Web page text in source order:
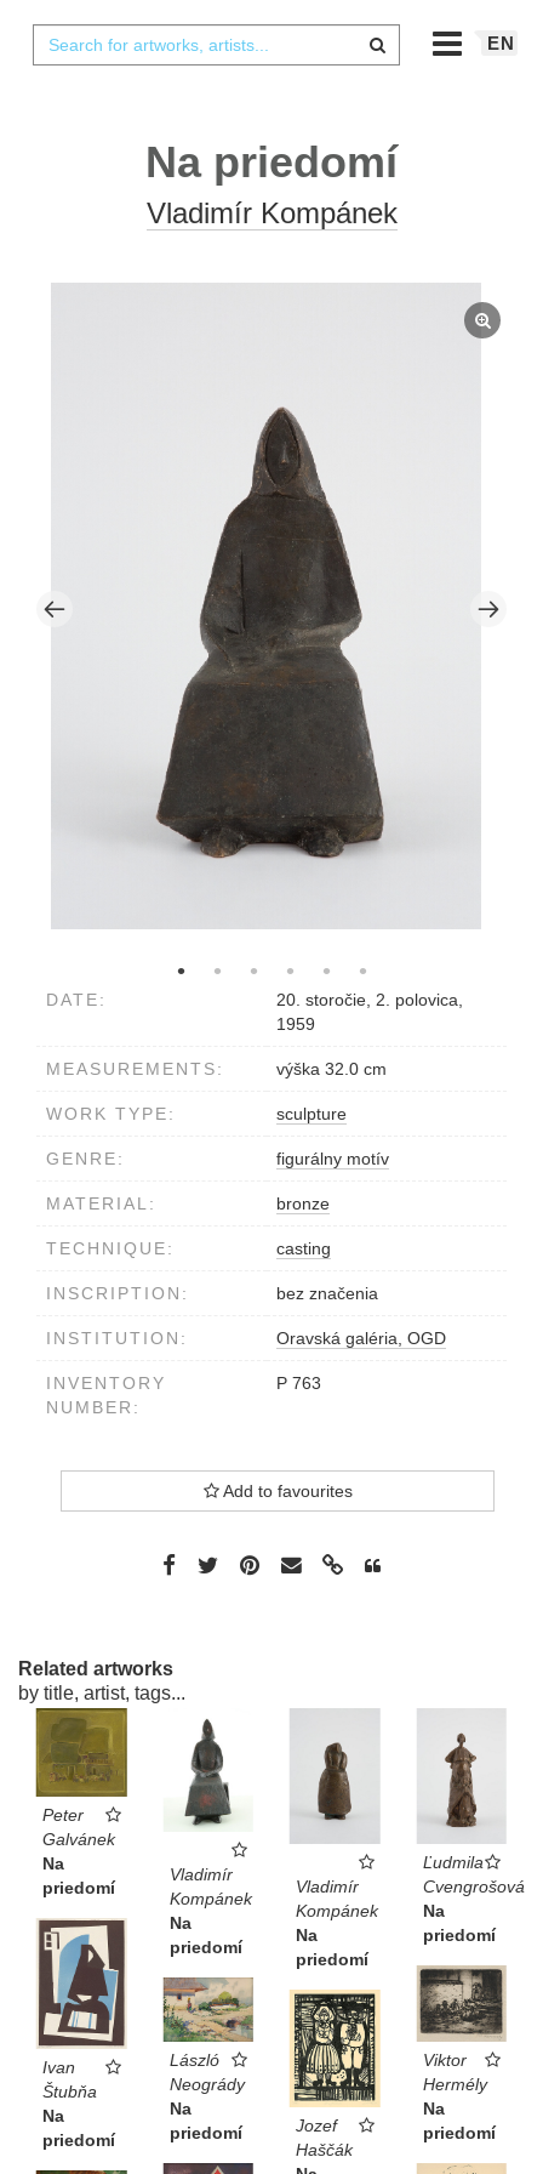
EN
Na priedomí
Vladimír Kompánek
DATE:
20. storočie, 2. polovica,
1959
MEASUREMENTS: výška 32.0 cm
WORK TYPE: sculpture
GENRE: figurálny motív
MATERIAL: bronze
TECHNIQUE: casting
INSCRIPTION: bez značenia
INSTITUTION: Oravská galéria, OGD
INVENTORY
NUMBER:
P 763
Add to favourites
Related artworks
by title, artist, tags...
Peter
Galvánek
Na
priedomí
Vladimír
Kompánek
Na
priedomí
Vladimír
Kompánek
Na
priedomí
Ľudmila
Cvengrošová
Na
priedomí
Ivan
Štubňa
Na
priedomí
Viktor
Hermély
Na
priedomí
László
Neogrády
Na
priedomí
Jozef
Haščák